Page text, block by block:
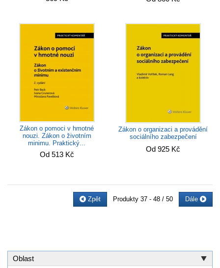
Zákon o pomoci v hmotné
nouzi. Zákon o životním
minimu. Praktický...
Od 513 Kč
Zákon o organizaci a provádění
sociálního zabezpečení
Od 925 Kč
Zpět Produkty 37 - 48 / 50 Dále
Oblast